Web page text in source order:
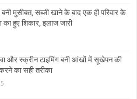
मुसीबत, सब्जी खाने के बाद एक ही परिवार के
हुए शिकार, इलाज जारी
और स्‍क्रीन टाइमिंग बनी आंखों में सूखेपन की
का सही तरीका